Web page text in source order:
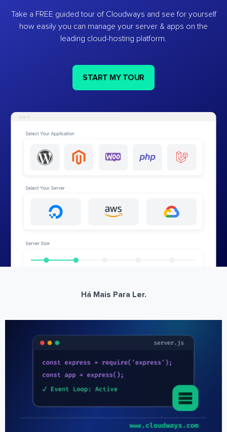
Take a FREE guided tour of Cloudways and see for yourself
how easily you can manage your server & apps on the
leading cloud-hosting platform.
START MY TOUR
Há Mais Para Ler.